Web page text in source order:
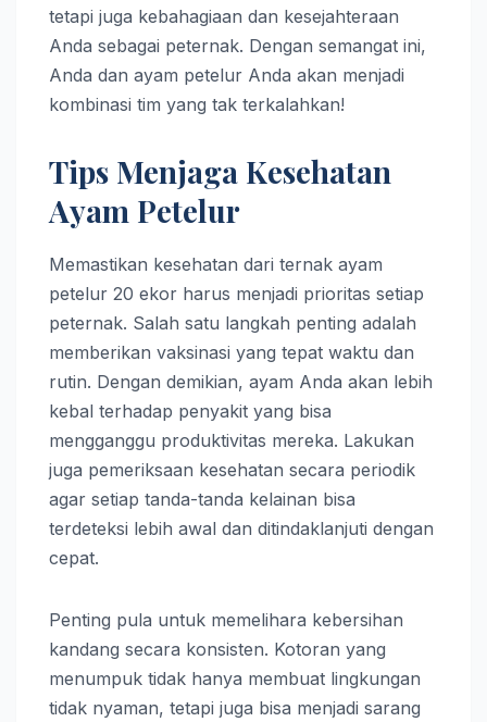
tetapi juga kebahagiaan dan kesejahteraan
Anda sebagai peternak. Dengan semangat ini,
Anda dan ayam petelur Anda akan menjadi
kombinasi tim yang tak terkalahkan!
Tips Menjaga Kesehatan
Ayam Petelur
Memastikan kesehatan dari ternak ayam
petelur 20 ekor harus menjadi prioritas setiap
peternak. Salah satu langkah penting adalah
memberikan vaksinasi yang tepat waktu dan
rutin. Dengan demikian, ayam Anda akan lebih
kebal terhadap penyakit yang bisa
mengganggu produktivitas mereka. Lakukan
juga pemeriksaan kesehatan secara periodik
agar setiap tanda-tanda kelainan bisa
terdeteksi lebih awal dan ditindaklanjuti dengan
cepat.
Penting pula untuk memelihara kebersihan
kandang secara konsisten. Kotoran yang
menumpuk tidak hanya membuat lingkungan
tidak nyaman, tetapi juga bisa menjadi sarang